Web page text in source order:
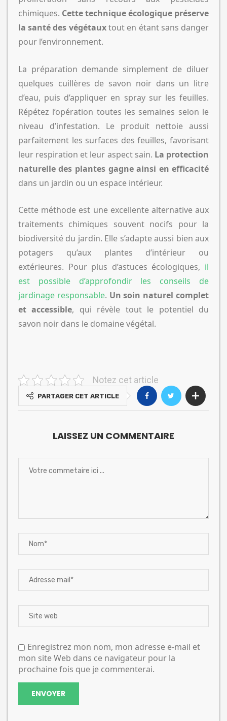
chimiques. Cette technique écologique préserve
la santé des végétauxtout en étant sans danger
pour l’environnement.
La préparation demande simplement de diluer
quelques cuillères de savon noir dans un litre
d’eau, puis d’appliquer en spray sur les feuilles.
Répétez l’opération toutes les semaines selon le
niveau d’infestation. Le produit nettoie aussi
parfaitement les surfaces des feuilles, favorisant
leur respiration et leur aspect sain. La protection
naturelle des plantes gagne ainsi en efficacité
dans un jardin ou un espace intérieur.
Cette méthode est une excellente alternative aux
traitements chimiques souvent nocifs pour la
biodiversité du jardin. Elle s’adapte aussi bien aux
potagers qu’aux plantes d’intérieur ou
extérieures. Pour plus d’astuces écologiques, il
est possible d’approfondir les conseils de
jardinage responsable. Un soin naturel complet
et accessible, qui révèle tout le potentiel du
savon noir dans le domaine végétal.
Notez cet article
PARTAGER CET ARTICLE
LAISSEZ UN COMMENTAIRE
Enregistrez mon nom, mon adresse e-mail et
mon site Web dans ce navigateur pour la
prochaine fois que je commenterai.